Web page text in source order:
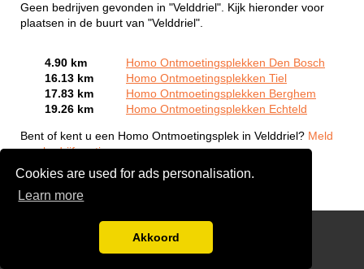
Cookies are used for ads personalisation.
Learn more
Akkoord
Geen bedrijven gevonden in "Velddriel". Kijk hieronder voor
plaatsen in de buurt van "Velddriel".
4.90 km
Homo Ontmoetingsplekken Den Bosch
16.13 km
Homo Ontmoetingsplekken Tiel
17.83 km
Homo Ontmoetingsplekken Berghem
19.26 km
Homo Ontmoetingsplekken Echteld
Bent of kent u een Homo Ontmoetingsplek in Velddriel? Meld
een bedrijf gratis aan